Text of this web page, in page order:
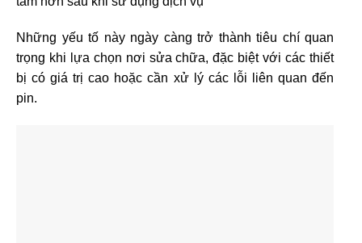
Những yếu tố này ngày càng trở thành tiêu chí quan
trọng khi lựa chọn nơi sửa chữa, đặc biệt với các thiết
bị có giá trị cao hoặc cần xử lý các lỗi liên quan đến
pin.